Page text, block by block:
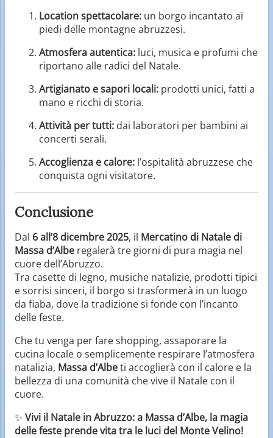
Location spettacolare: un borgo incantato ai
piedi delle montagne abruzzesi.
Atmosfera autentica: luci, musica e profumi che
riportano alle radici del Natale.
Artigianato e sapori locali: prodotti unici, fatti a
mano e ricchi di storia.
Attività per tutti: dai laboratori per bambini ai
concerti serali.
Accoglienza e calore: l’ospitalità abruzzese che
conquista ogni visitatore.
Conclusione
Dal 6 all’8 dicembre 2025, il Mercatino di Natale di
Massa d’Albe regalerà tre giorni di pura magia nel
cuore dell’Abruzzo.
Tra casette di legno, musiche natalizie, prodotti tipici
e sorrisi sinceri, il borgo si trasformerà in un luogo
da fiaba, dove la tradizione si fonde con l’incanto
delle feste.
Che tu venga per fare shopping, assaporare la
cucina locale o semplicemente respirare l’atmosfera
natalizia, Massa d’Albeti accoglierà con il calore e la
bellezza di una comunità che vive il Natale con il
cuore.
✨ Vivi il Natale in Abruzzo: a Massa d’Albe, la magia
delle feste prende vita tra le luci del Monte Velino!